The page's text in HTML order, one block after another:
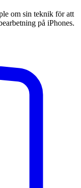
om sin teknik för att
på iPhones.